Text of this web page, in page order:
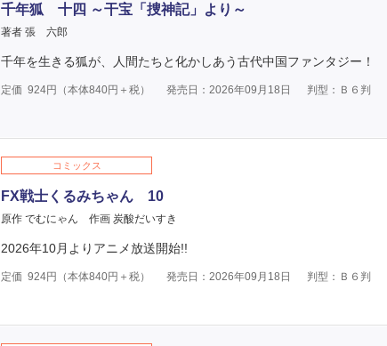
千年狐 十四 ～干宝「捜神記」より～
著者 張 六郎
千年を生きる狐が、人間たちと化かしあう古代中国ファンタジー！
定価 924円（本体840円＋税） 発売日：2026年09月18日 判型：Ｂ６判
コミックス
FX戦士くるみちゃん 10
原作 でむにゃん 作画 炭酸だいすき
2026年10月よりアニメ放送開始!!
定価 924円（本体840円＋税） 発売日：2026年09月18日 判型：Ｂ６判